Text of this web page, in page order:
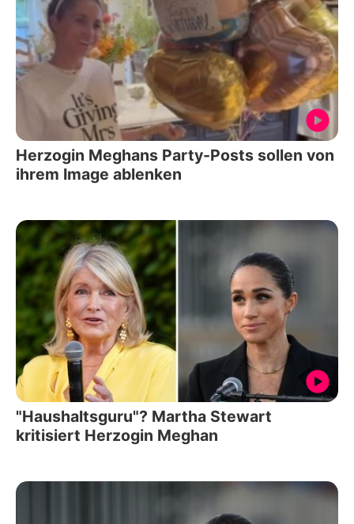
Herzogin Meghans Party-Posts sollen von
ihrem Image ablenken
"Haushaltsguru"? Martha Stewart
kritisiert Herzogin Meghan